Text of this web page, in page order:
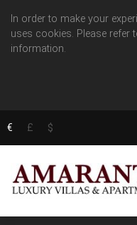
In order to make your
uses cookies. Please refer
information.
€ £ $